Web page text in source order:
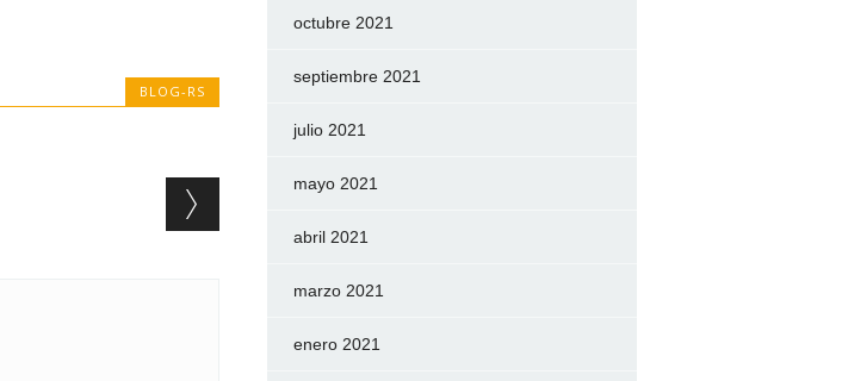
BLOG-RS
octubre 2021
septiembre 2021
julio 2021
mayo 2021
abril 2021
marzo 2021
enero 2021